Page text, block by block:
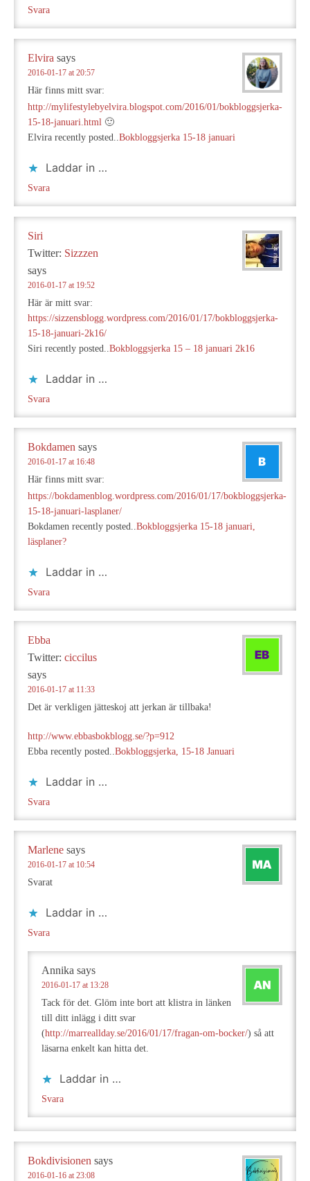
Svara
Elvira says
2016-01-17 at 20:57
Här finns mitt svar:
http://mylifestylebyelvira.blogspot.com/2016/01/bokbloggsjerka-
15-18-januari.html 🙂
Elvira recently posted..Bokbloggsjerka 15-18 januari
Laddar in …
Svara
Siri
Twitter: Sizzzen
says
2016-01-17 at 19:52
Här är mitt svar:
https://sizzensblogg.wordpress.com/2016/01/17/bokbloggsjerka-
15-18-januari-2k16/
Siri recently posted..Bokbloggsjerka 15 – 18 januari 2k16
Laddar in …
Svara
Bokdamen says
2016-01-17 at 16:48
Här finns mitt svar:
https://bokdamenblog.wordpress.com/2016/01/17/bokbloggsjerka-
15-18-januari-lasplaner/
Bokdamen recently posted..Bokbloggsjerka 15-18 januari,
läsplaner?
Laddar in …
Svara
Ebba
Twitter: ciccilus
says
2016-01-17 at 11:33
Det är verkligen jätteskoj att jerkan är tillbaka!
http://www.ebbasbokblogg.se/?p=912
Ebba recently posted..Bokbloggsjerka, 15-18 Januari
Laddar in …
Svara
Marlene says
2016-01-17 at 10:54
Svarat
Laddar in …
Svara
Annika says
2016-01-17 at 13:28
Tack för det. Glöm inte bort att klistra in länken
till ditt inlägg i ditt svar
(http://marreallday.se/2016/01/17/fragan-om-bocker/) så att
läsarna enkelt kan hitta det.
Laddar in …
Svara
Bokdivisionen says
2016-01-16 at 23:08